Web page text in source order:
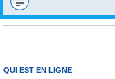
QUI EST EN LIGNE